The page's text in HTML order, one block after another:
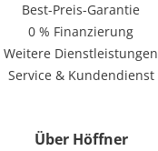
Best-Preis-Garantie
0 % Finanzierung
Weitere Dienstleistungen
Service & Kundendienst
Über Höffner